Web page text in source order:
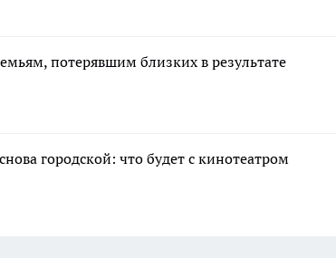
потерявшим близких в результате
городской: что будет с кинотеатром